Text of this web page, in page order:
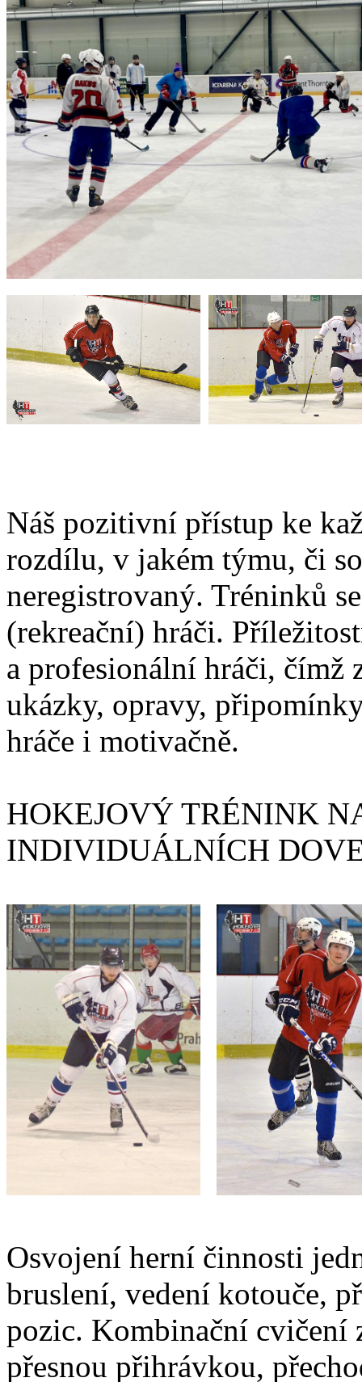
Náš pozitivní přístup ke
rozdílu, v jakém týmu, či
neregistrovaný. Tréninků
(rekreační) hráči.
a profesionální hráči,
ukázky, opravy,
hráče i motivačně.
HOKEJOVÝ TRÉNINK
INDIVIDUÁLNÍCH
Osvojení herní činnosti
bruslení, vedení kotouče,
pozic. Kombinační cvičení
přesnou přihrávkou,